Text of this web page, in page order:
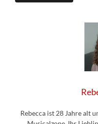
Rebecca ist 28 Jahre alt